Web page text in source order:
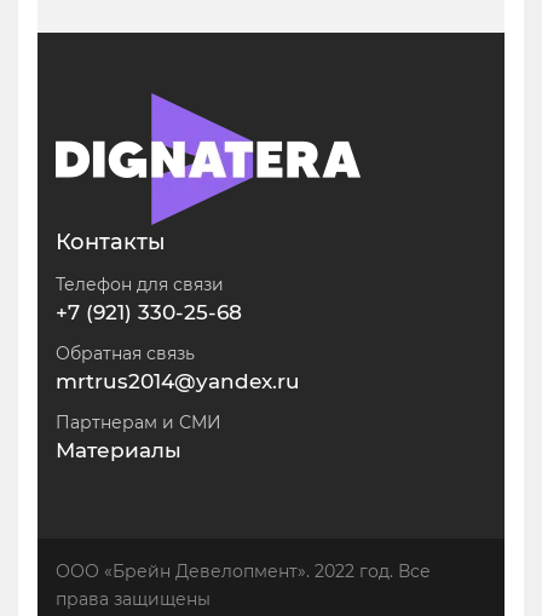
Контакты
Телефон для связи
+7 (921) 330-25-68
Обратная связь
mrtrus2014@yandex.ru
Партнерам и СМИ
Материалы
ООО «Брейн Девелопмент». 2022 год. Все
права защищены